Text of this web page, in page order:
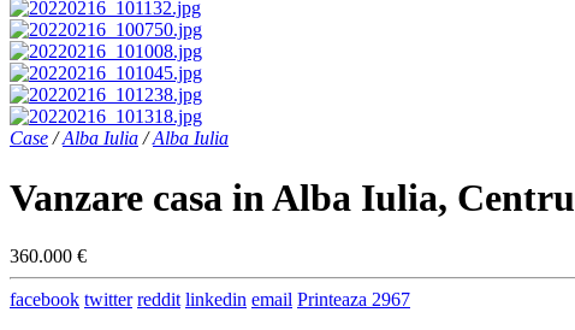
Case/Alba Iulia/Alba Iulia
Vanzare casa in Alba Iulia, Centru
360.000 €
facebook twitter reddit linkedin email Printeaza 2967